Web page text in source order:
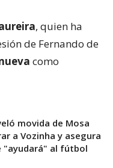
, quien ha
de Fernando de
como
movida de Mosa
a Vozinha y asegura
"ayudará" al fútbol